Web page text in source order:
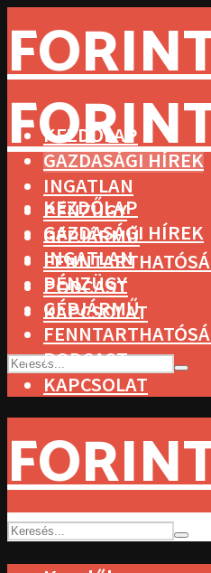
KEZDŐLAP
GAZDASÁGI HÍREK
INGATLAN
PÉNZÜGY
GÉPJÁRMŰ
PODCAST
KAPCSOLAT
KEZDŐLAP
GAZDASÁGI HÍREK
INGATLAN
PÉNZÜGY
GÉPJÁRMŰ
PODCAST
KAPCSOLAT